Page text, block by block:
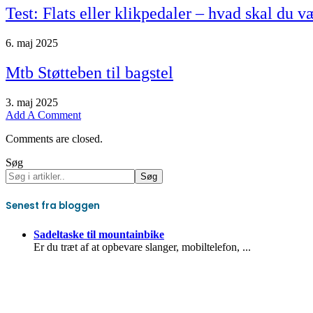
Test: Flats eller klikpedaler – hvad skal du
6. maj 2025
Mtb Støtteben til bagstel
3. maj 2025
Add A Comment
Comments are closed.
Søg
Søg
Senest fra bloggen
Sadeltaske til mountainbike
Er du træt af at opbevare slanger, mobiltelefon, ...